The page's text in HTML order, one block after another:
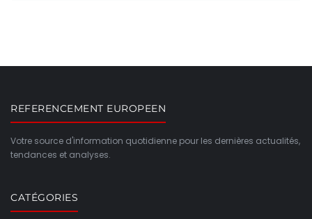
REFERENCEMENT EUROPEEN
Votre source d'information quotidienne pour les dernières actualités,
tendances et analyses.
CATÉGORIES